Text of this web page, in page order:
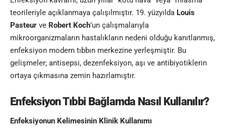
teorileriyle açıklanmaya çalışılmıştır. 19. yüzyılda Louis
Pasteur ve Robert Koch’un çalışmalarıyla
mikroorganizmaların hastalıkların nedeni olduğu kanıtlanmış,
enfeksiyon modern tıbbın merkezine yerleşmiştir. Bu
gelişmeler; antisepsi, dezenfeksiyon, aşı ve antibiyotiklerin
ortaya çıkmasına zemin hazırlamıştır.
Enfeksiyon Tıbbi Bağlamda Nasıl Kullanılır?
Enfeksiyonun Kelimesinin Klinik Kullanımı